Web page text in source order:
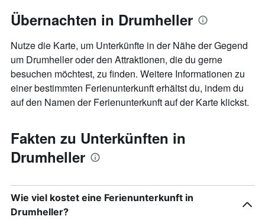
die
den
Zimmerpreis
anzeigt.
Übernachten in Drumheller
Nutze die Karte, um Unterkünfte in der Nähe der Gegend
um Drumheller oder den Attraktionen, die du gerne
besuchen möchtest, zu finden. Weitere Informationen zu
einer bestimmten Ferienunterkunft erhältst du, indem du
auf den Namen der Ferienunterkunft auf der Karte klickst.
Fakten zu Unterkünften in
Drumheller
Wie viel kostet eine Ferienunterkunft in
Drumheller?